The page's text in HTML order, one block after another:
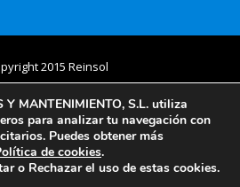
2015 Reinsol
Aviso legal
de privacidad
Auditoría Web
Y MANTENIMIENTO, S.L. utiliza
para analizar tu navegación con
Puedes obtener más
de cookies.
o Rechazar el uso de estas cookies.